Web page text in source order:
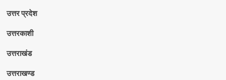
उत्तर प्रदेश
उत्तरकाशी
उत्तराखंड
उत्तराखण्ड